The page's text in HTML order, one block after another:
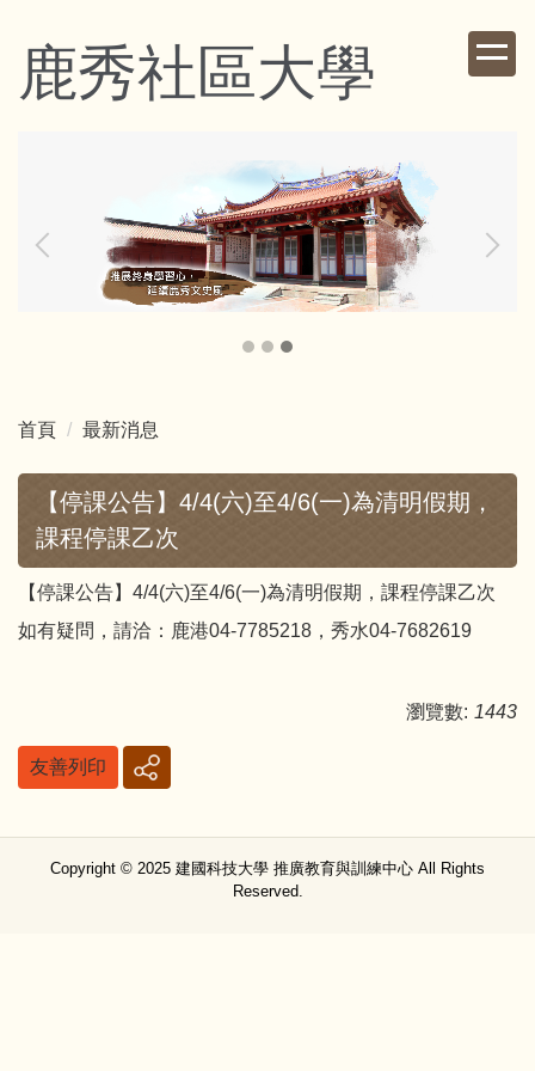
到
要鹿秀社區大學
首頁 最新消息
【停課公告】4/4(六)至4/6(一)為清明假期，
課程停課乙次
【停課公告】4/4(六)至4/6(一)為清明假期，課程停課乙次
如有疑問，請洽：鹿港04-7785218，秀水04-7682619
瀏覽數: 1443
友善列印
Copyright © 2025 建國科技大學 推廣教育與訓練中心 All Rights
Reserved.